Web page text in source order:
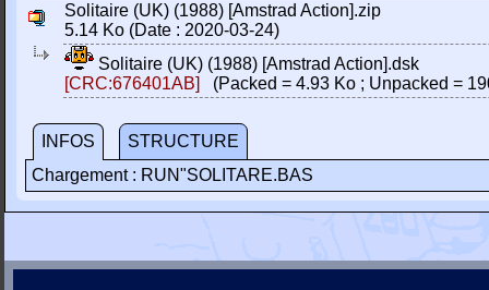
Solitaire (UK) (1988) [Amstrad Action].zip
5.14 Ko (Date : 2020-03-24)
Solitaire (UK) (1988) [Amstrad Action].dsk
[CRC:676401AB]
(Packed = 4.93 Ko ; Unpacked =
INFOS
STRUCTURE
Chargement : RUN"SOLITARE.BAS